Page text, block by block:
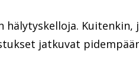
hälytyskelloja. Kuitenkin,
jatkuvat